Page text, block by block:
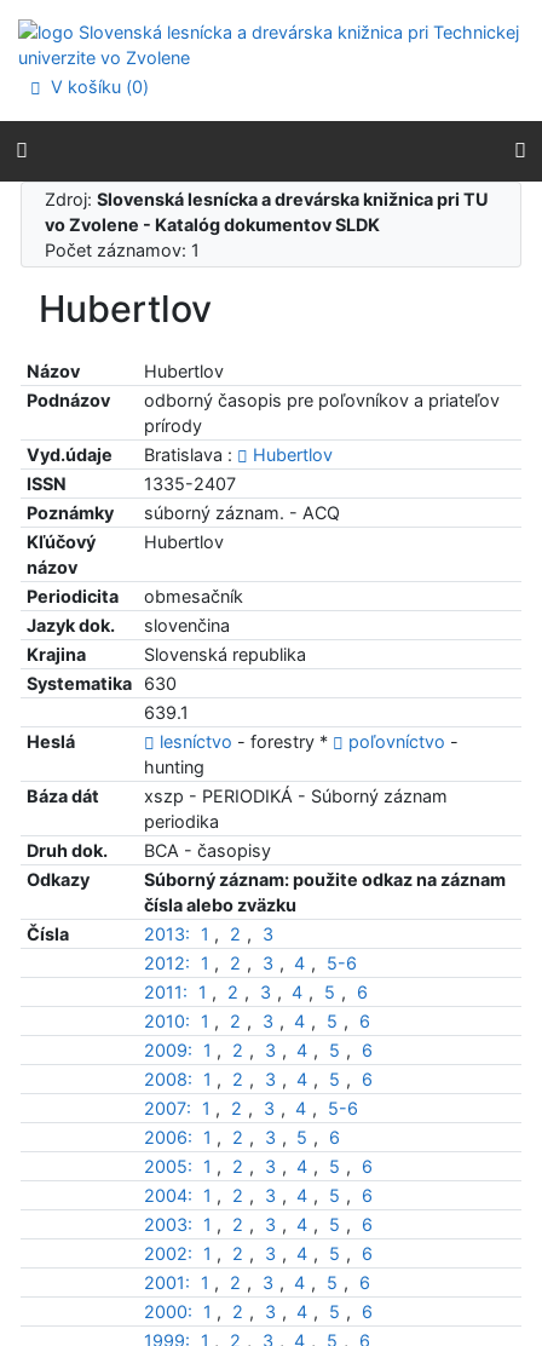
Prejsť na menu
Prehlásenie o webovej prístupnosti
V košíku (0)
Zdroj:Slovenská lesnícka a drevárska knižnica pri TU
vo Zvolene - Katalóg dokumentov SLDK
Počet záznamov: 1
Hubertlov
Názov
Hubertlov
Podnázov
odborný časopis pre poľovníkov a priateľov
prírody
Vyd.údaje
Bratislava :
Hubertlov
ISSN
1335-2407
Poznámky
súborný záznam. - ACQ
Kľúčový
názov
Hubertlov
Periodicita
obmesačník
Jazyk dok.
slovenčina
Krajina
Slovenská republika
Systematika
630
639.1
Heslá
lesníctvo - forestry * poľovníctvo -
hunting
Báza dát
xszp - PERIODIKÁ - Súborný záznam
periodika
Druh dok.
BCA - časopisy
Odkazy
Súborný záznam: použite odkaz na záznam
čísla alebo zväzku
Čísla
2013: 1 , 2 ,
3
2012:
1 , 2 , 3 , 4 ,
5-6
2011:
1 , 2 , 3 , 4 , 5 ,
6
2010:
1 , 2 , 3 , 4 , 5 ,
6
2009:
1 , 2 , 3 , 4 , 5 ,
6
2008:
1 , 2 , 3 , 4 , 5 ,
6
2007:
1 , 2 , 3 , 4 ,
5-6
2006:
1 , 2 , 3 , 5 ,
6
2005:
1 , 2 , 3 , 4 , 5 ,
6
2004:
1 , 2 , 3 , 4 , 5 ,
6
2003:
1 , 2 , 3 , 4 , 5 ,
6
2002:
1 , 2 , 3 , 4 , 5 ,
6
2001:
1 , 2 , 3 , 4 , 5 ,
6
2000:
1 , 2 , 3 , 4 , 5 ,
6
1999:
1 , 2 , 3 , 4 , 5 ,
6